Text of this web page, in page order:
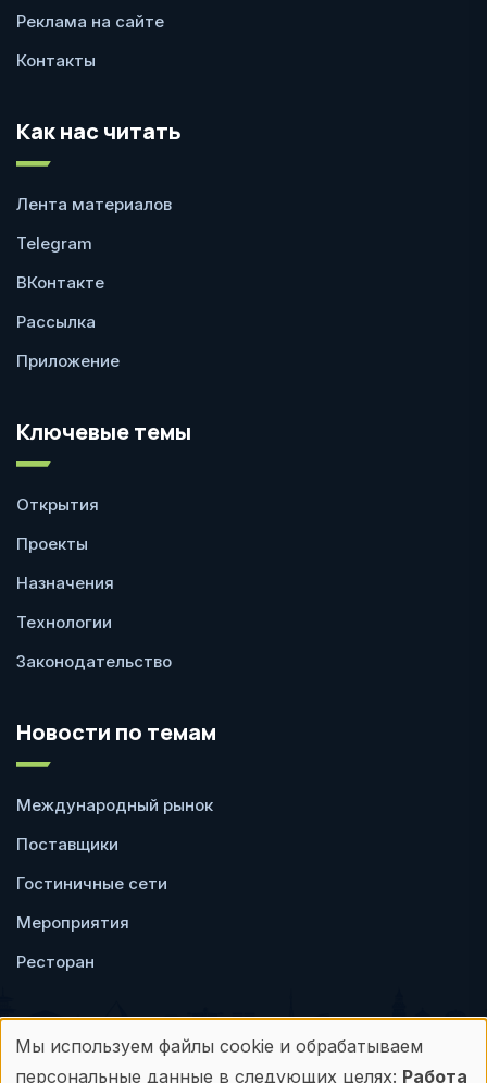
Реклама на сайте
Контакты
Как нас читать
Лента материалов
Telegram
ВКонтакте
Рассылка
Приложение
Ключевые темы
Открытия
Проекты
Назначения
Технологии
Законодательство
Новости по темам
Международный рынок
Поставщики
Гостиничные сети
Мероприятия
Ресторан
Мы используем файлы cookie и обрабатываем
персональные данные в следующих целях: Работа